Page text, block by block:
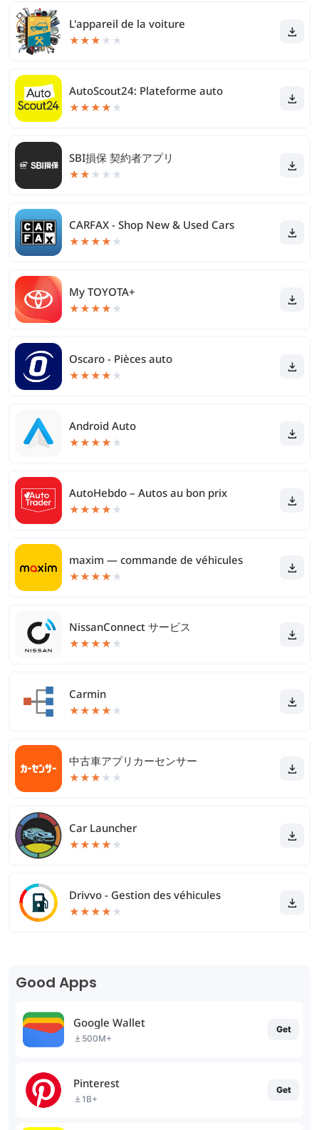
L'appareil de la voiture
★★★ ★ ★
AutoScout24: Plateforme auto
★★★★ ★
SBI損保 契約者アプリ
★★ ★ ★ ★
CARFAX - Shop New & Used Cars
★★★★ ★
My TOYOTA+
★★★★ ★
Oscaro - Pièces auto
★★★★ ★
Android Auto
★★★★ ★
AutoHebdo – Autos au bon prix
★★★★ ★
maxim — commande de véhicules
★★★★ ★
NissanConnect サービス
★★★★ ★
Carmin
★★★★ ★
中古車アプリカーセンサー
★★★ ★ ★
Car Launcher
★★★★ ★
Drivvo - Gestion des véhicules
★★★★ ★
Good Apps
Google Wallet
500M+
Get
Pinterest
1B+
Get